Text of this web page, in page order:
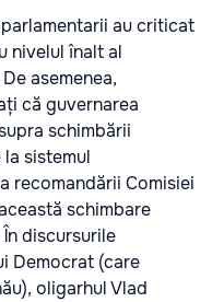
au criticat
nivelul înalt al
asemenea,
că guvernarea
schimbării
sistemul
recomandării Comisiei
schimbare
discursurile
Democrat (care
oligarhul Vlad